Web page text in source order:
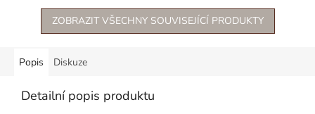
ZOBRAZIT VŠECHNY SOUVISEJÍCÍ PRODUKTY
Popis Diskuze
Detailní popis produktu